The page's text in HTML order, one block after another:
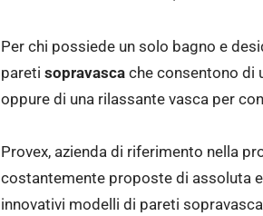
Per chi possiede un solo bagno e
pareti sopravasca che consentono di
oppure di una rilassante vasca per
Provex, azienda di riferimento nella
costantemente proposte di assoluta
innovativi modelli di pareti